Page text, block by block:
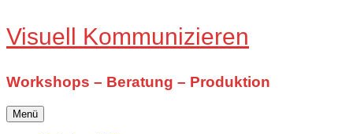
Zum
Inhalt
Visuell Kommunizieren
Workshops – Beratung – Produktion
Menü